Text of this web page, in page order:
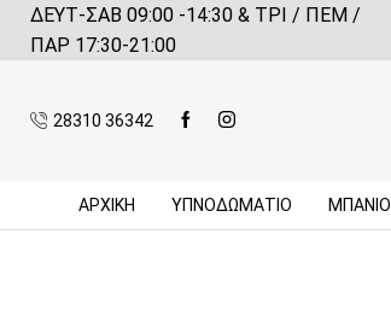
ΔΕΥΤ-ΣΑΒ 09:00 -14:30 & ΤΡΙ / ΠΕΜ /
ΠΑΡ 17:30-21:00
28310 36342
ΑΡΧΙΚΉ ΥΠΝΟΔΩΜΑΤΙΟ ΜΠΆΝΙΟ